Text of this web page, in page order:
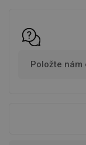
Položte nám